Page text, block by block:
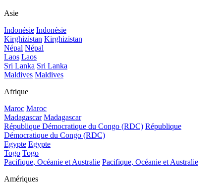
Asie
Indonésie Indonésie
Kirghizistan Kirghizistan
Népal Népal
Laos Laos
Sri Lanka Sri Lanka
Maldives Maldives
Afrique
Maroc Maroc
Madagascar Madagascar
République Démocratique du Congo (RDC) République
Démocratique du Congo (RDC)
Egypte Egypte
Togo Togo
Pacifique, Océanie et Australie Pacifique, Océanie et Australie
Amériques